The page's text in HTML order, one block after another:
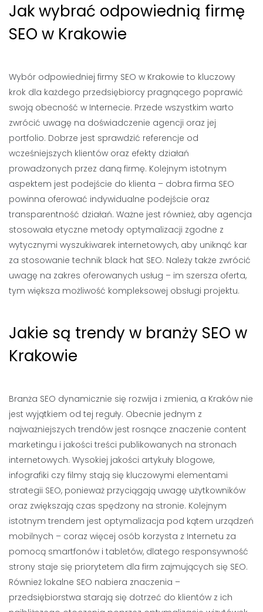
Jak wybrać odpowiednią firmę
SEO w Krakowie
Wybór odpowiedniej firmy SEO w Krakowie to kluczowy
krok dla każdego przedsiębiorcy pragnącego poprawić
swoją obecność w Internecie. Przede wszystkim warto
zwrócić uwagę na doświadczenie agencji oraz jej
portfolio. Dobrze jest sprawdzić referencje od
wcześniejszych klientów oraz efekty działań
prowadzonych przez daną firmę. Kolejnym istotnym
aspektem jest podejście do klienta – dobra firma SEO
powinna oferować indywidualne podejście oraz
transparentność działań. Ważne jest również, aby agencja
stosowała etyczne metody optymalizacji zgodne z
wytycznymi wyszukiwarek internetowych, aby uniknąć kar
za stosowanie technik black hat SEO. Należy także zwrócić
uwagę na zakres oferowanych usług – im szersza oferta,
tym większa możliwość kompleksowej obsługi projektu.
Jakie są trendy w branży SEO w
Krakowie
Branża SEO dynamicznie się rozwija i zmienia, a Kraków nie
jest wyjątkiem od tej reguły. Obecnie jednym z
najważniejszych trendów jest rosnące znaczenie content
marketingu i jakości treści publikowanych na stronach
internetowych. Wysokiej jakości artykuły blogowe,
infografiki czy filmy stają się kluczowymi elementami
strategii SEO, ponieważ przyciągają uwagę użytkowników
oraz zwiększają czas spędzony na stronie. Kolejnym
istotnym trendem jest optymalizacja pod kątem urządzeń
mobilnych – coraz więcej osób korzysta z Internetu za
pomocą smartfonów i tabletów, dlatego responsywność
strony staje się priorytetem dla firm zajmujących się SEO.
Również lokalne SEO nabiera znaczenia –
przedsiębiorstwa starają się dotrzeć do klientów z ich